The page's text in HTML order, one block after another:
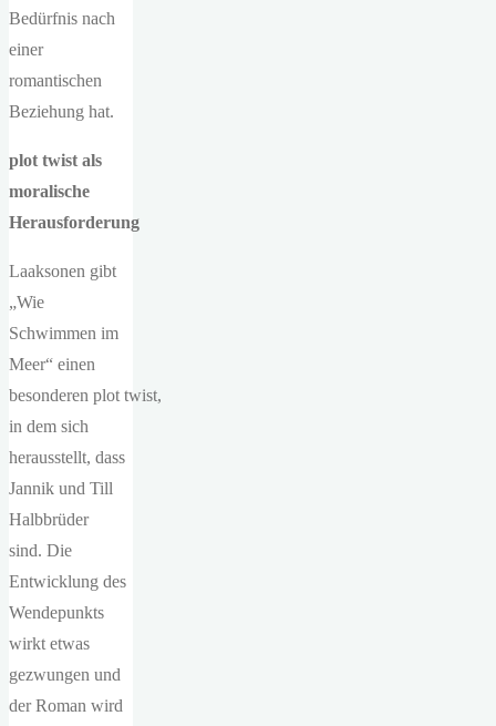
Bedürfnis nach
einer
romantischen
Beziehung hat.
plot twist als
moralische
Herausforderung
Laaksonen gibt
„Wie
Schwimmen im
Meer“ einen
besonderen plot twist,
in dem sich
herausstellt, dass
Jannik und Till
Halbbrüder
sind. Die
Entwicklung des
Wendepunkts
wirkt etwas
gezwungen und
der Roman wird